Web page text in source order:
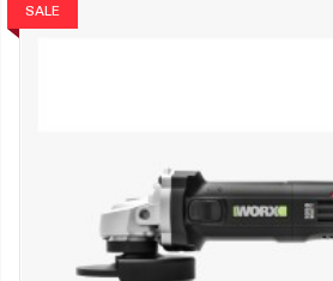
SALE